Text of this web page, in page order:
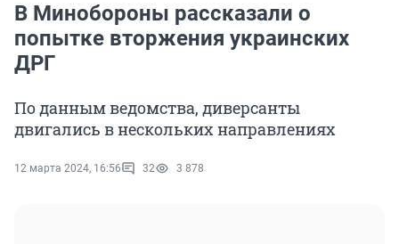
В Минобороны рассказали о
попытке вторжения украинских
ДРГ
По данным ведомства, диверсанты
двигались в нескольких направлениях
12 марта 2024, 16:56 32 3 878